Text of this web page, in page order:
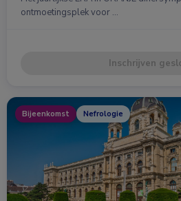
ontmoetingsplek voor …
Inschrijven
Bijeenkomst Nefrologie